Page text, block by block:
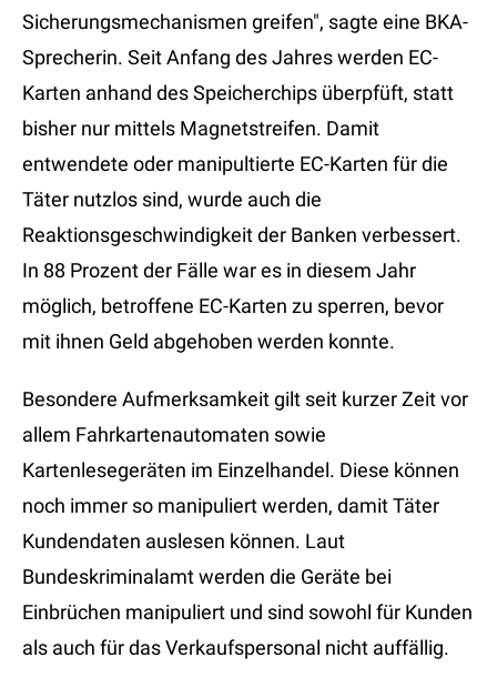
Sicherungsmechanismen greifen", sagte eine BKA-
Sprecherin. Seit Anfang des Jahres werden EC-
Karten anhand des Speicherchips überpfüft, statt
bisher nur mittels Magnetstreifen. Damit
entwendete oder manipultierte EC-Karten für die
Täter nutzlos sind, wurde auch die
Reaktionsgeschwindigkeit der Banken verbessert.
In 88 Prozent der Fälle war es in diesem Jahr
möglich, betroffene EC-Karten zu sperren, bevor
mit ihnen Geld abgehoben werden konnte.
Besondere Aufmerksamkeit gilt seit kurzer Zeit vor
allem Fahrkartenautomaten sowie
Kartenlesegeräten im Einzelhandel. Diese können
noch immer so manipuliert werden, damit Täter
Kundendaten auslesen können. Laut
Bundeskriminalamt werden die Geräte bei
Einbrüchen manipuliert und sind sowohl für Kunden
als auch für das Verkaufspersonal nicht auffällig.